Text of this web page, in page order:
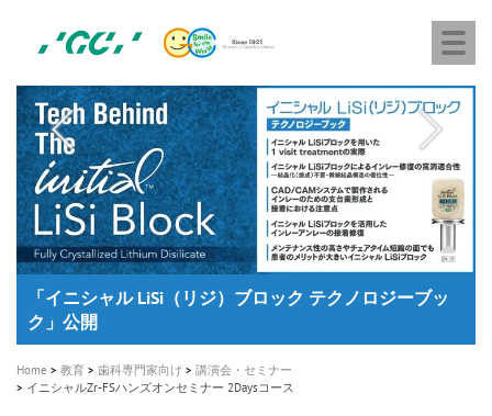
content
社
ジ
ー
シ
ー
M
A healthy smile greatly contributes to your quality of life
新発売 エバーエックス フロー
製品の詳細情報はこちら
「セラスマート テクノロジーブック」公開
「イニシャル LiSi（リジ）ブロック テクノロジーブッ
ク」公開
歯を内部まで白くする
医療ホワイトニング ティオン®
新製品 イオム ナゴミ for DH
専用サイトはこちら
新製品バキュクレーブ 118 / 318 Prime
製品の詳細情報はこちら
インプラント Aadva®
ショートインプラント新発売
GCグループ企業
Home 教育 歯科専門家向け
講演会・セミナー
イニシャルZr-FSハンズオンセミナー 2Daysコース